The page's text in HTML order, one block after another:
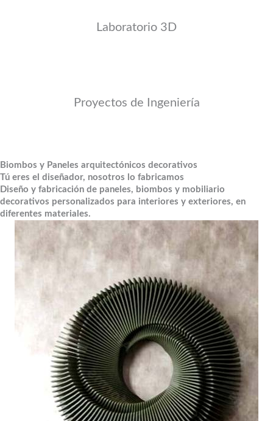
Laboratorio 3D
Proyectos de Ingeniería
Biombos y Paneles arquitectónicos decorativos
Tú eres el diseñador, nosotros lo fabricamos
Diseño y fabricación de paneles, biombos y mobiliario
decorativos personalizados para interiores y exteriores, en
diferentes materiales.